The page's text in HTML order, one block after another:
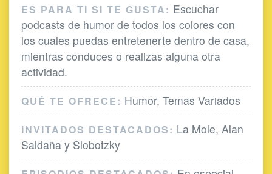
ES PARA TI SI TE GUSTA: Escuchar
podcasts de humor de todos los colores con
los cuales puedas entretenerte dentro de casa,
mientras conduces o realizas alguna otra
actividad.
QUÉ TE OFRECE: Humor, Temas Variados
INVITADOS DESTACADOS: La Mole, Alan
Saldaña y Slobotzky